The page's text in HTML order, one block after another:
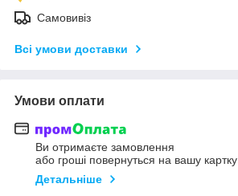
Самовивіз
Всі умови доставки
Умови оплати
Ви отримаєте замовлення
або гроші повернуться на вашу картку
Детальніше